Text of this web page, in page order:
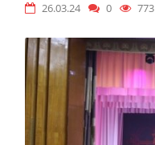
26.03.24 0 773